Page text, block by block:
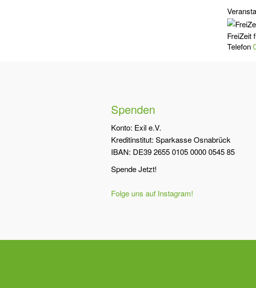
FreiZeit
Telefon
Spenden
Konto: Exil e.V.
Kreditinstitut: Sparkasse Osnabrück
IBAN: DE39 2655 0105 0000 0545 85
Spende Jetzt!
Folge uns auf Instagram!